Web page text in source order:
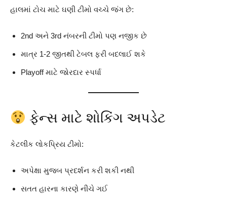
હાલમાં ટોચ માટે ઘણી ટીમો વચ્ચે જંગ છે:
2nd અને 3rd નંબરની ટીમો પણ નજીક છે
માત્ર 1-2 જીતથી ટેબલ ફરી બદલાઈ શકે
Playoff માટે જોરદાર સ્પર્ધા
ફેન્સ માટે શોકિંગ અપડેટ
કેટલીક લોકપ્રિય ટીમો:
અપેક્ષા મુજબ પ્રદર્શન કરી શકી નથી
સતત હારના કારણે નીચે ગઈ